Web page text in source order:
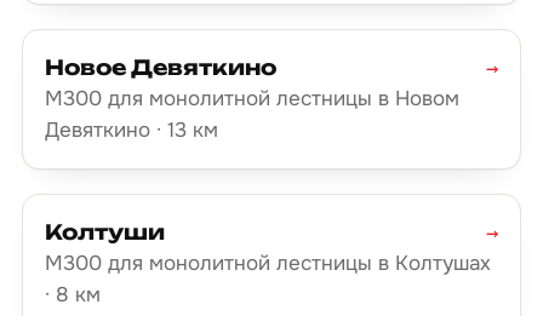
Новое Девяткино
М300 для монолитной лестницы в Новом
Девяткино · 13 км
→
Колтуши
М300 для монолитной лестницы в Колтушах
· 8 км
→